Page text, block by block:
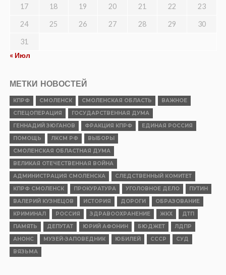
17 18 19 20 21 22 23
24 25 26 27 28 29 30
31
« Июл
МЕТКИ НОВОСТЕЙ
КПРФ СМОЛЕНСК СМОЛЕНСКАЯ ОБЛАСТЬ
ВАЖНОЕ
СПЕЦОПЕРАЦИЯ
ГОСУДАРСТВЕННАЯ ДУМА
ГЕННАДИЙ ЗЮГАНОВ
ФРАКЦИЯ КПРФ
ЕДИНАЯ РОССИЯ
ПОМОЩЬ
ЛКСМ РФ
ВЫБОРЫ
СМОЛЕНСКАЯ ОБЛАСТНАЯ ДУМА
ВЕЛИКАЯ ОТЕЧЕСТВЕННАЯ ВОЙНА
АДМИНИСТРАЦИЯ СМОЛЕНСКА
СЛЕДСТВЕННЫЙ КОМИТЕТ
КПРФ СМОЛЕНСК
ПРОКУРАТУРА УГОЛОВНОЕ ДЕЛО
ПУТИН
ВАЛЕРИЙ КУЗНЕЦОВ
ИСТОРИЯ ДОРОГИ
ОБРАЗОВАНИЕ
КРИМИНАЛ
РОССИЯ ЗДРАВООХРАНЕНИЕ ЖКХ
ДТП
ПАМЯТЬ
ДЕПУТАТ ЮРИЙ АФОНИН БЮДЖЕТ
ЛДПР
АНОНС
МУЗЕЙ-ЗАПОВЕДНИК ЮБИЛЕЙ СССР
СУД
ВЯЗЬМА